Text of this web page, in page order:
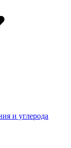
и углерода